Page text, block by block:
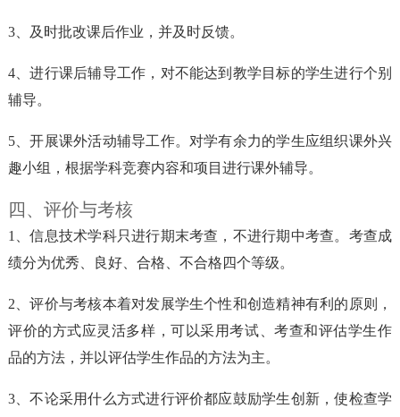
3、及时批改课后作业，并及时反馈。
4、进行课后辅导工作，对不能达到教学目标的学生进行个别
辅导。
5、开展课外活动辅导工作。对学有余力的学生应组织课外兴
趣小组，根据学科竞赛内容和项目进行课外辅导。
四、评价与考核
1、信息技术学科只进行期末考查，不进行期中考查。考查成
绩分为优秀、良好、合格、不合格四个等级。
2、评价与考核本着对发展学生个性和创造精神有利的原则，
评价的方式应灵活多样，可以采用考试、考查和评估学生作
品的方法，并以评估学生作品的方法为主。
3、不论采用什么方式进行评价都应鼓励学生创新，使检查学